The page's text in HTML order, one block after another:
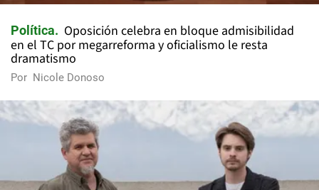
Política
Oposición celebra en bloque admisibilidad
en el TC por megarreforma y oficialismo le resta
dramatismo
Por Nicole Donoso